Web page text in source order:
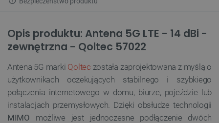
Opis produktu: Antena 5G LTE - 14 dBi -
zewnętrzna - Qoltec 57022
Antena 5G marki Qoltec została zaprojektowana z myślą o
użytkownikach oczekujących stabilnego i szybkiego
połączenia internetowego w domu, biurze, pojeździe lub
instalacjach przemysłowych. Dzięki obsłudze technologii
MIMO możliwe jest jednoczesne podłączenie dwóch